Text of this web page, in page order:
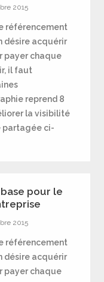
2015
référencement
désire acquérir
payer chaque
il faut
reprend 8
la visibilité
partagée ci-
pour le
2015
référencement
désire acquérir
payer chaque